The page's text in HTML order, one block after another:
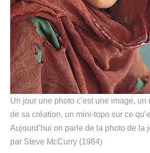
Un jour une photo c’est une image, un
de sa création, un mini-topo sur ce
Aujourd’hui on parle de la photo de la
par Steve McCurry (1984)